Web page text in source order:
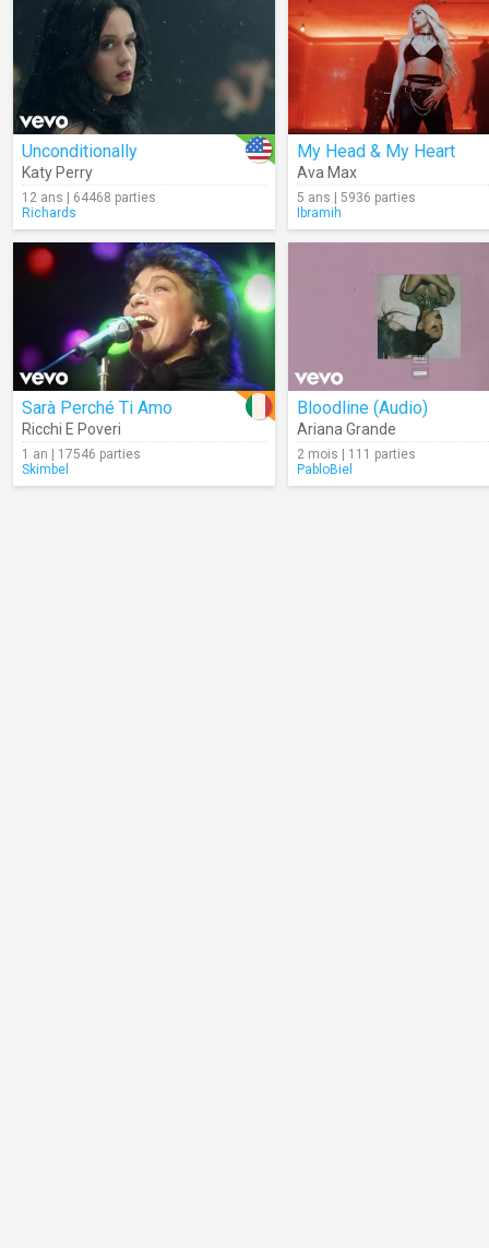
Unconditionally
Katy Perry
12 ans | 64468 parties
Richards
My Head & My Heart
Ava Max
5 ans | 5936 parties
Ibramih
Sarà Perché Ti Amo
Ricchi E Poveri
1 an | 17546 parties
Skimbel
Bloodline (Audio)
Ariana Grande
2 mois | 111 parties
PabloBiel